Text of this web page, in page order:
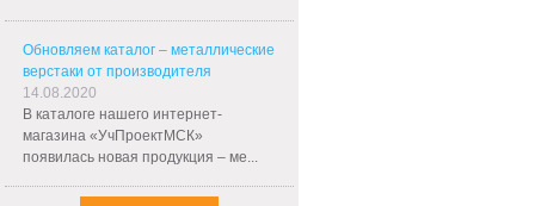
Обновляем каталог – металлические
верстаки от производителя
14.08.2020
В каталоге нашего интернет-
магазина «УчПроектМСК»
появилась новая продукция – ме...